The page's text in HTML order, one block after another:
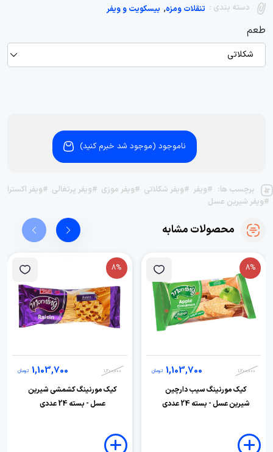
دسته بندی : تنقلات ومزه, بیسکویت و ویفر
طعم
شکلاتی
ناموجود (موجود شد خبرم کنید)
برچسب ها: #ویفر #ویفر شکلاتی #ویفر موزی #ویفر پرتغالی #ویفر اکسترا
#ویفر شیرین عسل
محصولات مشابه
8%
1,200,000
1,103,700 تومان
کیک مورنینگ سیب دارچین
شیرین عسل - بسته 24 عددی
8%
1,200,000
1,103,700 تومان
کیک مورنینگ کشمشی شیرین
عسل - بسته 24 عددی